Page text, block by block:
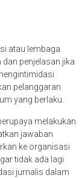
atau lembaga
penjelasan jika
pelanggaran
yang berlaku.
melakukan
jawaban
ke organisasi
tidak ada lagi
jurnalis dalam